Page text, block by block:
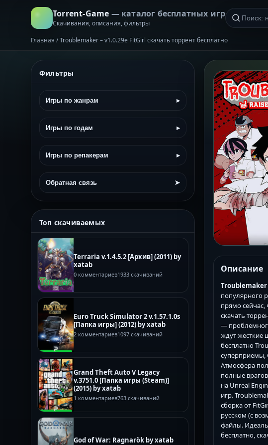
Torrent-Game — каталог бесплатных игр
Скачивания, описания, фильтры
Главная /Troublemaker – v1.0.29e FitGirl скачать торрент бесплатно
Фильтры
Игры по жанрам ▸
Игры по годам ▸
Игры по репакерам ▸
Обратная связь ➤
Топ скачиваемых
Terraria v.1.4.5.2 [Архив] (2011) by
xatab
0 комментариев1933 скачиваний
Euro Truck Simulator 2 v.1.57.1.0s
[Папка игры] (2012) by xatab
2 комментариев1097 скачиваний
Grand Theft Auto V Legacy
v.3751.0 [Папка игры (Steam)]
(2015) by xatab
1 комментариев763 скачиваний
God of War: Ragnarök by xatab
Описание
Troublemaker
популярного
прямо
скачать
—
ждут жесткие
бесплатно
суперприемы,
Атмосфера
полные
на Unreal
игр.
сборка от
русском (с
файлы.
бесплатно,